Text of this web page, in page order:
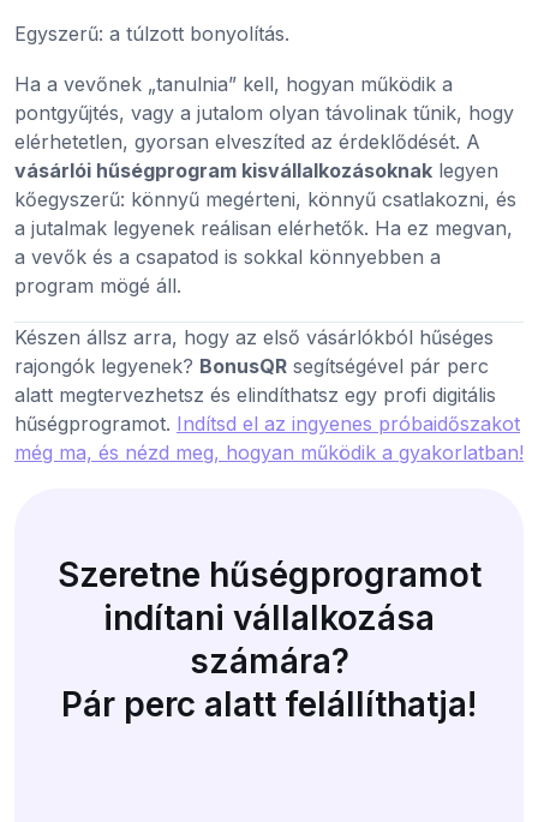
Egyszerű: a túlzott bonyolítás.
Ha a vevőnek „tanulnia” kell, hogyan működik a
pontgyűjtés, vagy a jutalom olyan távolinak tűnik, hogy
elérhetetlen, gyorsan elveszíted az érdeklődését. A
vásárlói hűségprogram kisvállalkozásoknak legyen
kőegyszerű: könnyű megérteni, könnyű csatlakozni, és
a jutalmak legyenek reálisan elérhetők. Ha ez megvan,
a vevők és a csapatod is sokkal könnyebben a
program mögé áll.
Készen állsz arra, hogy az első vásárlókból hűséges
rajongók legyenek? BonusQR segítségével pár perc
alatt megtervezhetsz és elindíthatsz egy profi digitális
hűségprogramot. Indítsd el az ingyenes próbaidőszakot
még ma, és nézd meg, hogyan működik a gyakorlatban!
Szeretne hűségprogramot
indítani vállalkozása
számára?
Pár perc alatt felállíthatja!